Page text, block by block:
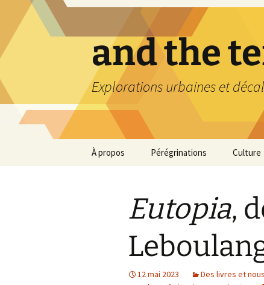
contenu
and the
Explorations urbaines et
À propos Pérégrinations Culture
Eutopia,
12 mai 2023 Des livres et nous